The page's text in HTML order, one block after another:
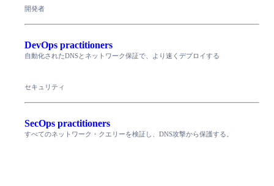
開発者
DevOps practitioners
自動化されたDNSとネットワーク保証で、より速くデプロイする
セキュリティ
SecOps practitioners
すべてのネットワーク・クエリーを検証し、DNS攻撃から保護する。